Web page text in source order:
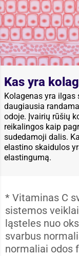
Kas yra
Kolagenas yra
daugiausia
odoje. Įvairių rūšių
reikalingos kaip
sudedamoji dalis.
elastino skaidulos
elastingumą.
* Vitaminas C
sistemos
ląsteles nuo
svarbus
normaliai odos